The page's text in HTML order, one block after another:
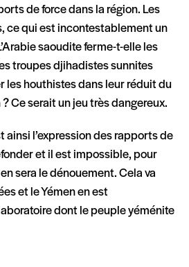
de force dans la région. Les
ce qui est incontestablement un
saoudite ferme-t-elle les
troupes djihadistes sunnites
les houthistes dans leur réduit du
Ce serait un jeu très dangereux.
ainsi l’expression des rapports de
et il est impossible, pour
sera le dénouement. Cela va
et le Yémen en est
dont le peuple yéménite